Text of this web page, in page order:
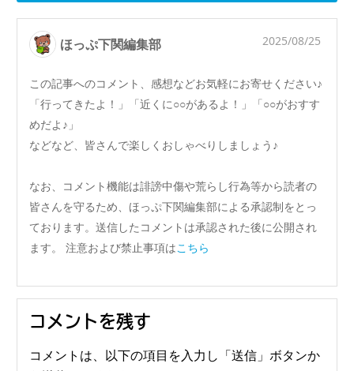
ほっぷ下関編集部 2025/08/25
この記事へのコメント、感想などお気軽にお寄せください♪
「行ってきたよ！」「近くに○○があるよ！」「○○がおすす
めだよ♪」
などなど、皆さんで楽しくおしゃべりしましょう♪
なお、コメント機能は誹謗中傷や荒らし行為等から読者の
皆さんを守るため、ほっぷ下関編集部による承認制をとっ
ております。送信したコメントは承認された後に公開され
ます。 注意および禁止事項はこちら
コメントを残す
コメントは、以下の項目を入力し「送信」ボタンか